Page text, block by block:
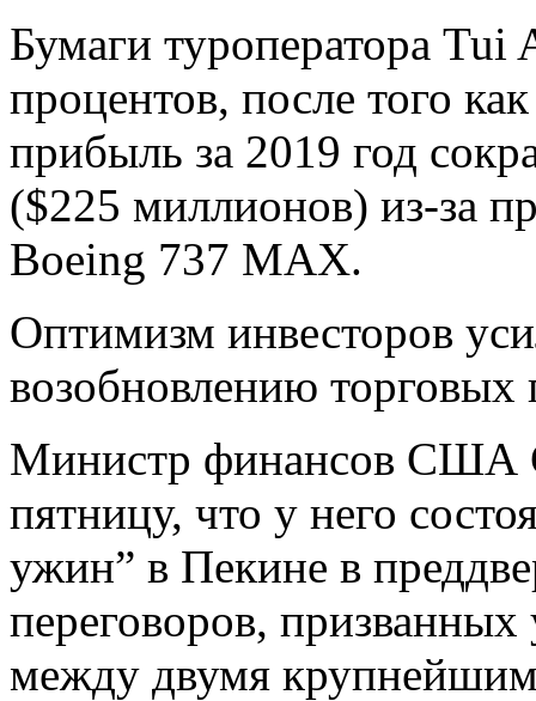
Бумаги туроператора Tui
процентов, после того
прибыль за 2019 год
($225 миллионов) из-за
Boeing 737 MAX.
Оптимизм инвесторов
возобновлению
Министр финансов США
пятницу, что у него
ужин” в Пекине в
переговоров, призванных
между двумя